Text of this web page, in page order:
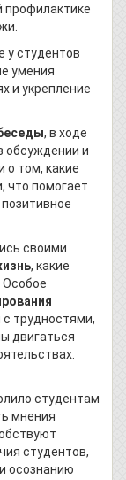
у студентов
умения
и укрепление
, в ходе
обсуждении и
о том, какие
что помогает
своими
, какие
трудностями,
двигаться
студентам
мнения
студентов,
осознанию